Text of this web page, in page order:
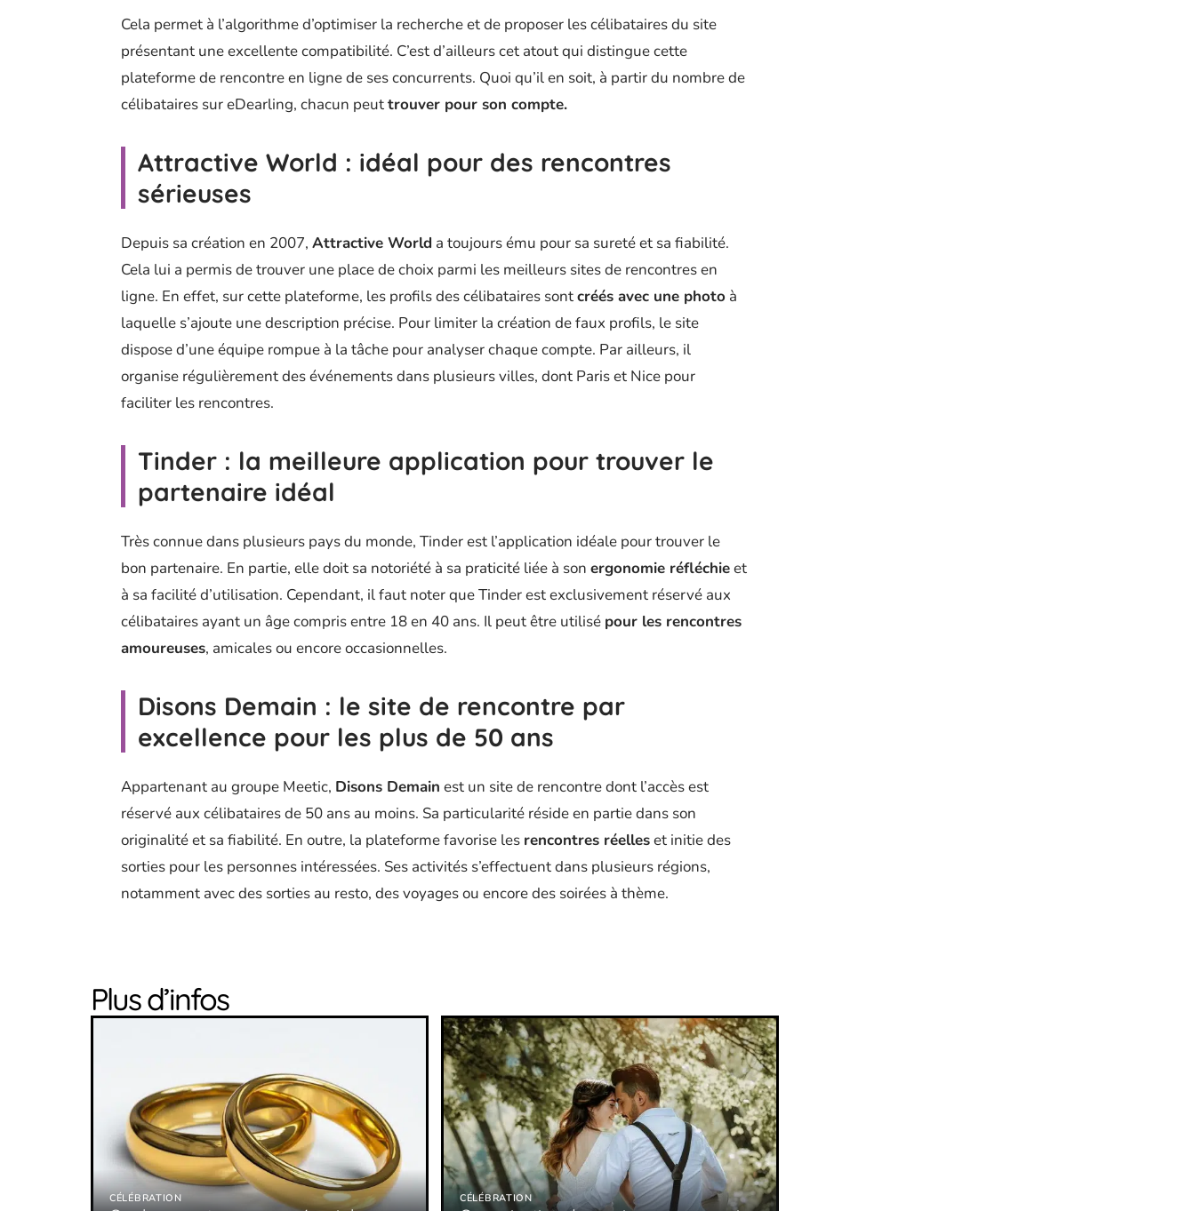
Cela permet à l’algorithme d’optimiser la recherche et de proposer les célibataires du site
présentant une excellente compatibilité. C’est d’ailleurs cet atout qui distingue cette
plateforme de rencontre en ligne de ses concurrents. Quoi qu’il en soit, à partir du nombre de
célibataires sur eDearling, chacun peuttrouver pour son compte.
Attractive World : idéal pour des rencontres
sérieuses
Depuis sa création en 2007, Attractive World a toujours ému pour sa sureté et sa fiabilité.
Cela lui a permis de trouver une place de choix parmi les meilleurs sites de rencontres en
ligne. En effet, sur cette plateforme, les profils des célibataires sontcréés avec une photo à
laquelle s’ajoute une description précise. Pour limiter la création de faux profils, le site
dispose d’une équipe rompue à la tâche pour analyser chaque compte. Par ailleurs, il
organise régulièrement des événements dans plusieurs villes, dont Paris et Nice pour
faciliter les rencontres.
Tinder : la meilleure application pour trouver le
partenaire idéal
Très connue dans plusieurs pays du monde, Tinder est l’application idéale pour trouver le
bon partenaire. En partie, elle doit sa notoriété à sa praticité liée à son ergonomie réfléchieet
à sa facilité d’utilisation. Cependant, il faut noter que Tinder est exclusivement réservé aux
célibataires ayant un âge compris entre 18 en 40 ans. Il peut être utilisé pour les rencontres
amoureuses, amicales ou encore occasionnelles.
Disons Demain : le site de rencontre par
excellence pour les plus de 50 ans
Appartenant au groupe Meetic, Disons Demain est un site de rencontre dont l’accès est
réservé aux célibataires de 50 ans au moins. Sa particularité réside en partie dans son
originalité et sa fiabilité. En outre, la plateforme favorise les rencontres réelleset initie des
sorties pour les personnes intéressées. Ses activités s’effectuent dans plusieurs régions,
notamment avec des sorties au resto, des voyages ou encore des soirées à thème.
Plus d’infos
CÉLÉBRATION CÉLÉBRATION